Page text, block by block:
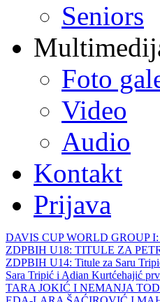
Seniors
Foto
Video
Audio
Kontakt
Prijava
DAVIS CUP WORLD GROUP
ZDPBIH U18: TITULE ZA
ZDPBIH U14: Titule za Saru
Sara Tripić i Adian Kurtćehajić
TARA JOKIĆ I NEMANJA